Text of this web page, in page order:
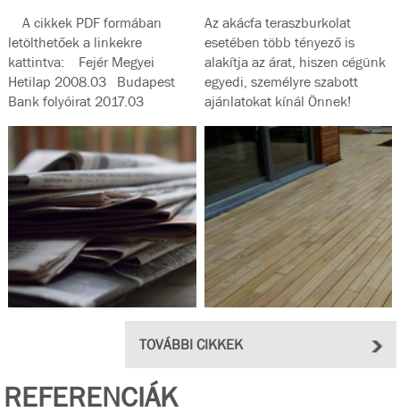
A cikkek PDF formában
letölthetőek a linkekre
kattintva: Fejér Megyei
Hetilap 2008.03 Budapest
Bank folyóirat 2017.03
Az akácfa teraszburkolat
esetében több tényező is
alakítja az árat, hiszen cégünk
egyedi, személyre szabott
ajánlatokat kínál Önnek!
TOVÁBBI CIKKEK
REFERENCIÁK